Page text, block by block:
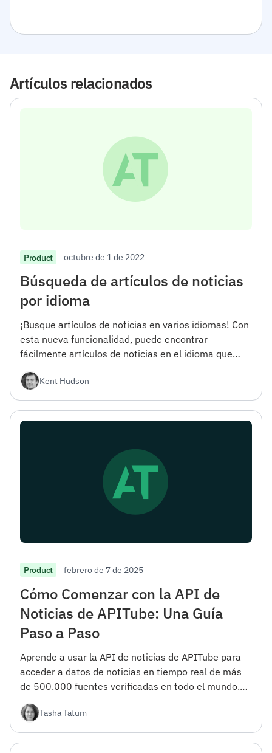
Artículos relacionados
Product octubre de 1 de 2022
Búsqueda de artículos de noticias
por idioma
¡Busque artículos de noticias en varios idiomas! Con
esta nueva funcionalidad, puede encontrar
fácilmente artículos de noticias en el idioma que
noticias de todo el mundo.
Kent Hudson
Product febrero de 7 de 2025
Cómo Comenzar con la API de
Noticias de APITube: Una Guía
Paso a Paso
Aprende a usar la API de noticias de APITube para
acceder a datos de noticias en tiempo real de más
de 500.000 fuentes verificadas en todo el mundo.
opciones avanzadas de filtrado.
Tasha Tatum